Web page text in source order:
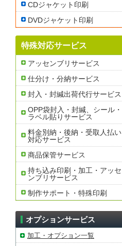
CDジャケット印刷
DVDジャケット印刷
特殊対応サービス
アッセンブリサービス
仕分け・分納サービス
封入・封緘出荷代行サービス
OPP袋封入・封緘、シール・
ラベル貼りサービス
料金別納・後納・受取人払い
対応サービス
商品保管サービス
持ち込み印刷・加工・アッセ
ンブリサービス
制作サポート・特殊印刷
オプションサービス
加工・オプション一覧